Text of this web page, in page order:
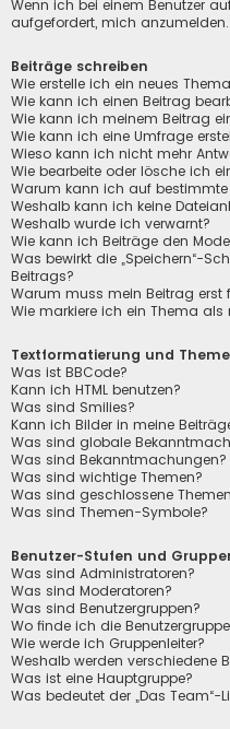
Wenn ich bei einem Benutzer
aufgefordert, mich anzumelden.
Beiträge schreiben
Wie erstelle ich ein neues
Wie kann ich einen Beitrag
Wie kann ich meinem Beitrag
Wie kann ich eine Umfrage
Wieso kann ich nicht mehr
Wie bearbeite oder lösche ich
Warum kann ich auf bestimmte
Weshalb kann ich keine
Weshalb wurde ich verwarnt?
Wie kann ich Beiträge den
Was bewirkt die „Speichern“-
Beitrags?
Warum muss mein Beitrag erst
Wie markiere ich ein Thema als
Textformatierung und
Was ist BBCode?
Kann ich HTML benutzen?
Was sind Smilies?
Kann ich Bilder in meine
Was sind globale
Was sind Bekanntmachungen?
Was sind wichtige Themen?
Was sind geschlossene
Was sind Themen-Symbole?
Benutzer-Stufen und
Was sind Administratoren?
Was sind Moderatoren?
Was sind Benutzergruppen?
Wo finde ich die
Wie werde ich Gruppenleiter?
Weshalb werden verschiedene
Was ist eine Hauptgruppe?
Was bedeutet der „Das Team“-